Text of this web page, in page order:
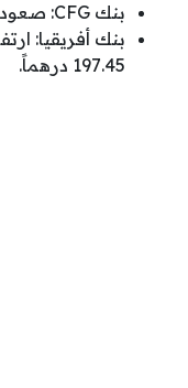
بنك CFG: صعود بنسبة 2.19% مسجلاً 203.35 درهماً.
197.45 درهماً.